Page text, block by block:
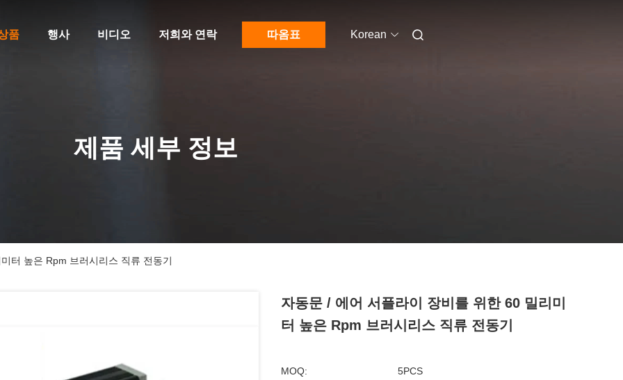
품 행사 비디오 저희와 연락 따옴표 Korean
제품 세부 정보
터 높은 Rpm 브러시리스 직류 전동기
자동문 / 에어 서플라이 장비를 위한 60 밀리미
터 높은 Rpm 브러시리스 직류 전동기
MOQ: 5PCS